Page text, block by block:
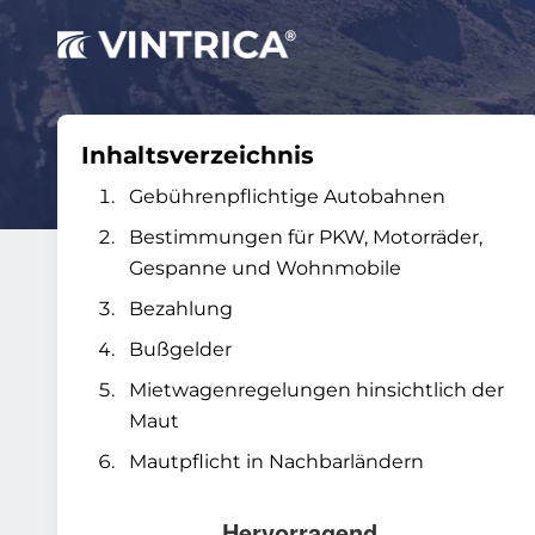
Inhaltsverzeichnis
Gebührenpflichtige Autobahnen
Bestimmungen für PKW, Motorräder,
Gespanne und Wohnmobile
Bezahlung
Bußgelder
Mietwagenregelungen hinsichtlich der
Maut
Mautpflicht in Nachbarländern